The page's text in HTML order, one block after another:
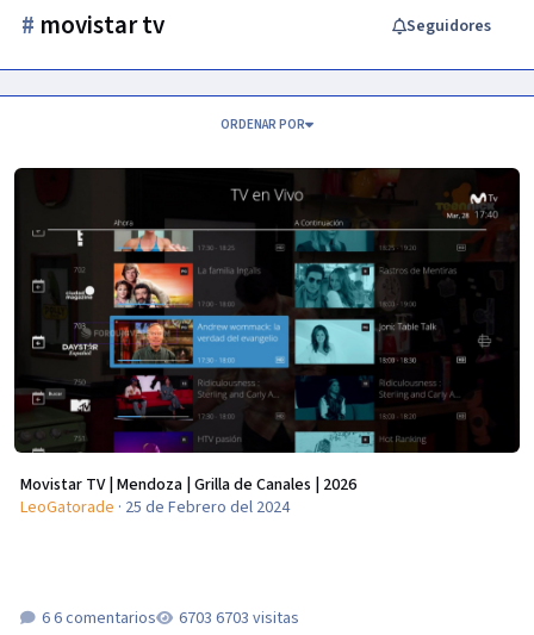
# movistar tv Seguidores
ORDENAR POR
Movistar TV | Mendoza | Grilla de Canales | 2026
Movistar TV | Mendoza | Grilla de Canales | 2026
LeoGatorade · 25 de Febrero del 2024
6 comentarios 6703 visitas